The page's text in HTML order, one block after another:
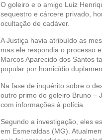
O goleiro e o amigo Luiz
sequestro e cárcere privado,
ocultação de cadáver.
A Justiça havia atribuído as
mas ele respondia o processo
Marcos Aparecido dos Santos
popular por homicídio
Na fase de inquérito sobre o
outro primo do goleiro Bruno –
com informações à polícia.
Segundo a investigação, eles
em Esmeraldas (MG).